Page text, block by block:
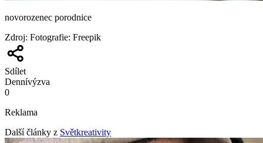
novorozenec porodnice
Zdroj: Fotografie: Freepik
Sdílet
Dennívýzva
0
Reklama
Další články z Světkreativity